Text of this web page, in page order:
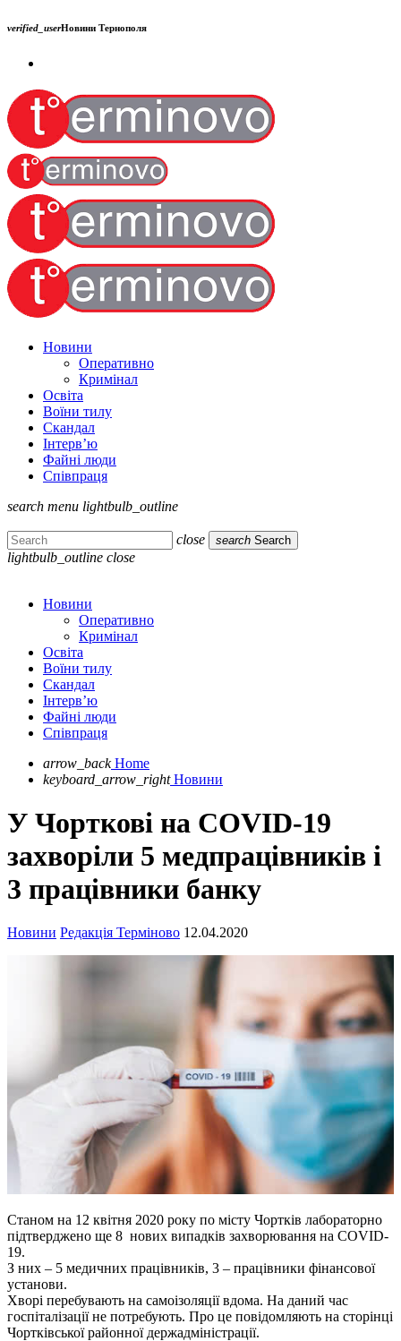
verified_userНовини Тернополя
Новини
Оперативно
Кримінал
Освіта
Воїни тилу
Скандал
Інтерв’ю
Файні люди
Співпраця
search menu lightbulb_outline
close search Search
lightbulb_outline close
Новини
Оперативно
Кримінал
Освіта
Воїни тилу
Скандал
Інтерв’ю
Файні люди
Співпраця
arrow_back Home
keyboard_arrow_right Новини
У Чорткові на СOVID-19
захворіли 5 медпрацівників і
3 працівники банку
Новини Редакція Терміново 12.04.2020
Станом на 12 квітня 2020 року по місту Чортків лабораторно
підтверджено ще 8 нових випадків захворювання на COVID-
19.
З них – 5 медичних працівників, 3 – працівники фінансової
установи.
Хворі перебувають на самоізоляції вдома. На даний час
госпіталізації не потребують. Про це повідомляють на сторінці
Чортківської районної держадміністрації.